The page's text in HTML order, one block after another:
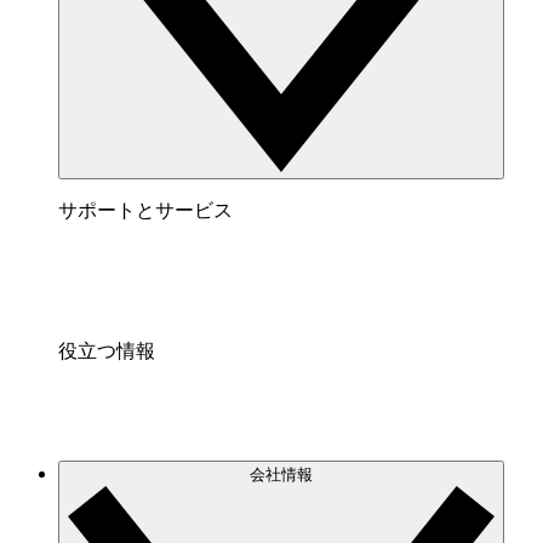
サポートとサービス
役立つ情報
会社情報